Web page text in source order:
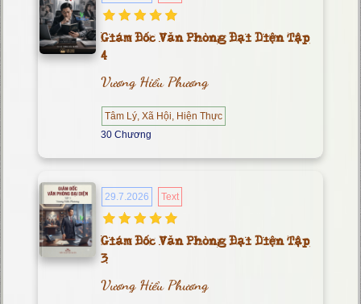
Giám Đốc Văn Phòng Đại Diện Tập
4
Vương Hiểu Phương
Tâm Lý, Xã Hội, Hiện Thực
30 Chương
29.7.2026 Text
Giám Đốc Văn Phòng Đại Diện Tập
3
Vương Hiểu Phương